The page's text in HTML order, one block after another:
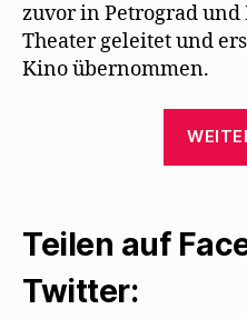
zuvor in Petrograd
Theater geleitet und
Kino übernommen.
Teilen auf
Twitter: